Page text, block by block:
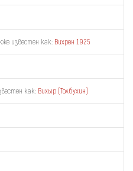
известен как: Вихрен 1925
как: Вихыр (Толбухин)